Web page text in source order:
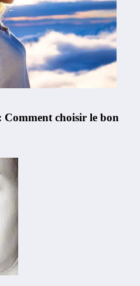
Comment choisir le bon